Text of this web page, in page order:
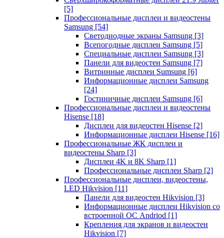
[5]
Профессиональные дисплеи и видеостены
Samsung [54]
Светодиодные экраны Samsung [3]
Всепогодные дисплеи Samsung [5]
Специальные дисплеи Samsung [3]
Панели для видеостен Samsung [7]
Витринные дисплеи Sumsung [6]
Информационные дисплеи Samsung
[24]
Гостиничные дисплеи Samsung [6]
Профессиональные дисплеи и видеостены
Hisense [18]
Дисплеи для видеостен Hisense [2]
Информационные дисплеи Hisense [16]
Профессиональные ЖК дисплеи и
видеостены Sharp [3]
Дисплеи 4K и 8K Sharp [1]
Профессиональные дисплеи Sharp [2]
Профессиональные дисплеи, видеостены,
LED Hikvision [11]
Панели для видеостен Hikvision [3]
Информационные дисплеи Hikvision со
встроенной ОС Andriod [1]
Крепления для экранов и видеостен
Hikvision [7]